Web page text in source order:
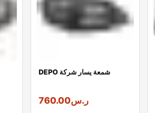
DEPO شمعة يسار شركة
ر.س760.00